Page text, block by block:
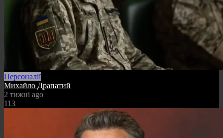
Персоналії
Михайло Драпатий
2 тижні ago
113